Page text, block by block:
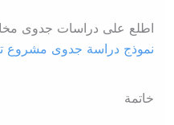
اطلع على دراسات جدوى
نموذج دراسة جدوى مشروع
خاتمة